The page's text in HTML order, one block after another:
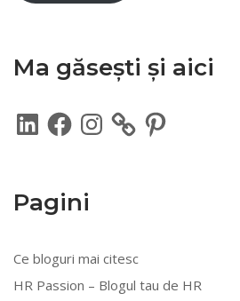
Ma găsești și aici
LinkedInFacebookInstagram Pinterest
Pagini
Ce bloguri mai citesc
HR Passion – Blogul tau de HR